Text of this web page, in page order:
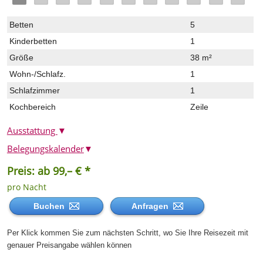
Betten
5
Kinderbetten
1
Größe
38 m²
Wohn-/Schlafz.
1
Schlafzimmer
1
Kochbereich
Zeile
Ausstattung ▼
Preis: ab 99,– € *
pro Nacht
Buchen Anfragen
Per Klick kommen Sie zum nächsten Schritt, wo Sie Ihre Reisezeit mit
genauer Preisangabe wählen können
Belegungskalender▼